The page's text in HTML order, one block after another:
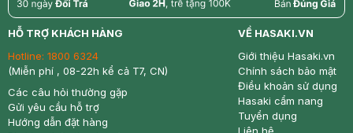
return nowfree price
HỖ TRỢ KHÁCH HÀNG
Hotline: 1800 6324
(Miễn phí , 08-22h kể cả T7, CN)
Các câu hỏi thường gặp
Gửi yêu cầu hỗ trợ
Hướng dẫn đặt hàng
VỀ HASAKI.VN
Giới thiệu Hasaki.vn
Chính sách bảo mật
Điều khoản sử dụng
Hasaki cẩm nang
Tuyển dụng